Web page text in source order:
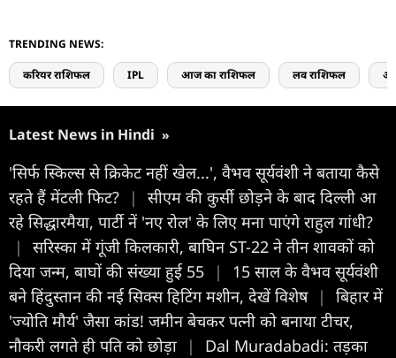
TRENDING NEWS:
करियर राशिफल IPL आज का राशिफल लव राशिफल
Latest News in Hindi »
'सिर्फ स्किल्स से क्रिकेट नहीं खेल...', वैभव सूर्यवंशी ने बताया कैसे
रहते हैं मेंटली फिट?
|
सीएम की कुर्सी छोड़ने के बाद दिल्ली आ
रहे सिद्धारमैया, पार्टी नें 'नए रोल' के लिए मना पाएंगे राहुल गांधी?
|
सरिस्का में गूंजी किलकारी, बाघिन ST-22 ने तीन शावकों को
दिया जन्म, बाघों की संख्या हुई 55
|
15 साल के वैभव सूर्यवंशी
बने हिंदुस्तान की नई सिक्स हिटिंग मशीन, देखें विशेष |
बिहार में
'ज्योति मौर्य' जैसा कांड! जमीन बेचकर पत्नी को बनाया टीचर,
नौकरी लगते ही पति को छोड़ा
|
Dal Muradabadi: तड़का